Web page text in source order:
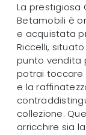
La prestigiosa
Betamobili è
e acquistata
Riccelli,
punto vendita
potrai toccare
e la
collezione.
arricchire sia